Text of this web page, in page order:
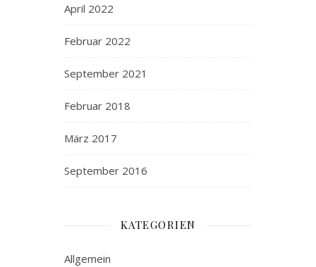
April 2022
Februar 2022
September 2021
Februar 2018
März 2017
September 2016
KATEGORIEN
Allgemein